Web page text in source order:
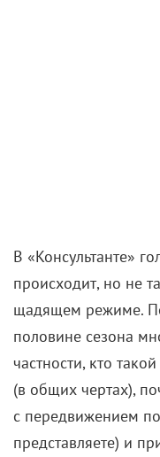
В «Консультанте»
происходит, но не
щадящем режиме.
половине сезона
частности, кто
(в общих чертах),
с передвижением
представляете) и